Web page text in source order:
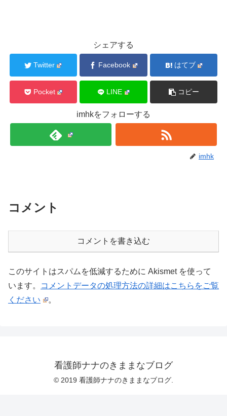
シェアする
Twitter Facebook はてブ
Pocket LINE コピー
imhkをフォローする
imhk
コメント
コメントを書き込む
このサイトはスパムを低減するために Akismet を使って
います。
コメントデータの処理方法の詳細はこちらをご覧
ください
。
看護師ナナのきままなブログ
© 2019 看護師ナナのきままなブログ.